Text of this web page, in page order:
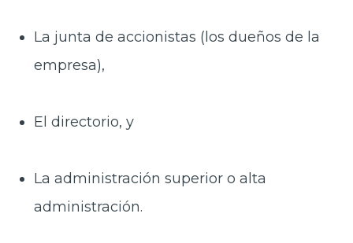
La junta de accionistas (los dueños de la
empresa),
El directorio, y
La administración superior o alta
administración.